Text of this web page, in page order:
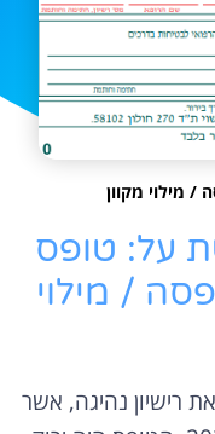
/ מילוי מקוון
/ מילוי
היה בשימוש בישראל עד שנת 2020. הטופס היה ירוק